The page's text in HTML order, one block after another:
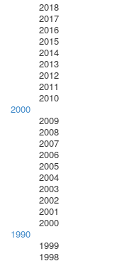
2018
2017
2016
2015
2014
2013
2012
2011
2010
2000
2009
2008
2007
2006
2005
2004
2003
2002
2001
2000
1990
1999
1998